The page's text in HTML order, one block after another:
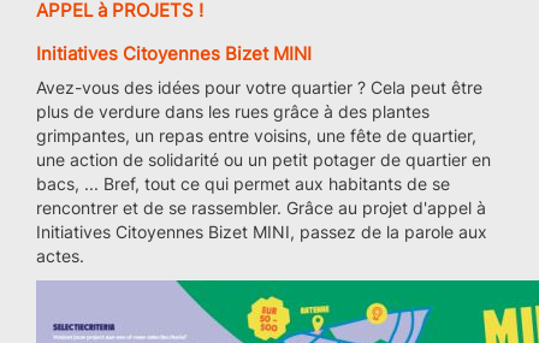
APPEL à PROJETS !
Initiatives Citoyennes Bizet MINI
Avez-vous des idées pour votre quartier ? Cela peut être
plus de verdure dans les rues grâce à des plantes
grimpantes, un repas entre voisins, une fête de quartier,
une action de solidarité ou un petit potager de quartier en
bacs, ... Bref, tout ce qui permet aux habitants de se
rencontrer et de se rassembler. Grâce au projet d'appel à
Initiatives Citoyennes Bizet MINI, passez de la parole aux
actes.